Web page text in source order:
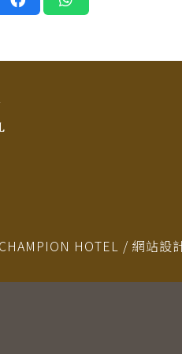
HOTEL / 網站